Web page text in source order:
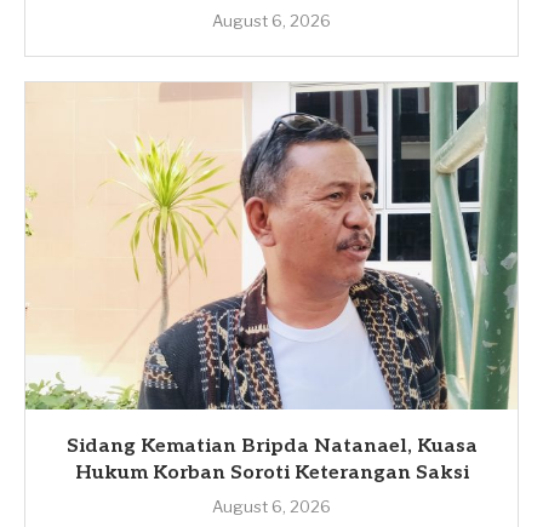
August 6, 2026
Sidang Kematian Bripda Natanael, Kuasa
Hukum Korban Soroti Keterangan Saksi
August 6, 2026